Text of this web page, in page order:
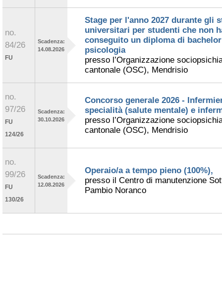
no.
84/26
FU
Scadenza:
14.08.2026
Stage per l'anno 2027 durante gli
universitari per studenti che non
conseguito un diploma di
psicologia
presso l’Organizzazione
cantonale (OSC), Mendrisio
no.
97/26
FU
124/26
Scadenza:
30.10.2026
Concorso generale 2026 -
specialità (salute mentale) e
presso l’Organizzazione
cantonale (OSC), Mendrisio
no.
99/26
FU
130/26
Scadenza:
12.08.2026
Operaio/a a tempo pieno (100%),
presso il Centro di manutenzione
Pambio Noranco